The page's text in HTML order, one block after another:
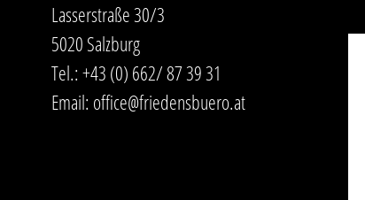
Lasserstraße 30/3
5020 Salzburg
Tel.:+43 (0) 662/ 87 39 31
Email: office@friedensbuero.at